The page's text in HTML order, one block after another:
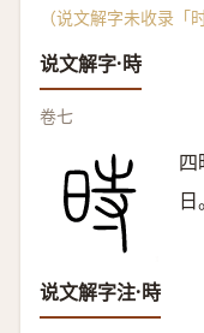
（说文解字未收录「
说文解字·時
卷七
四
说文解字注·時